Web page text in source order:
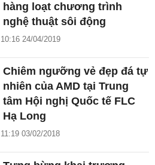
hàng loạt chương trình
nghệ thuật sôi động
10:16 24/04/2019
Chiêm ngưỡng vẻ đẹp đá tự
nhiên của AMD tại Trung
tâm Hội nghị Quốc tế FLC
Hạ Long
11:19 03/02/2018